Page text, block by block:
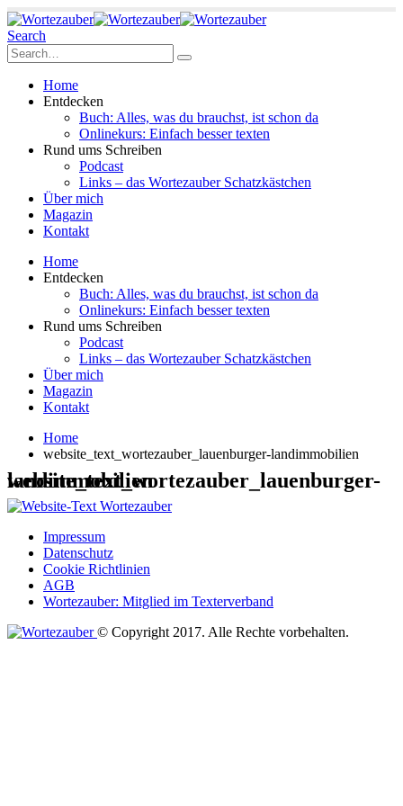
Search
Home
Entdecken
Buch: Alles, was du brauchst, ist schon da
Onlinekurs: Einfach besser texten
Rund ums Schreiben
Podcast
Links – das Wortezauber Schatzkästchen
Über mich
Magazin
Kontakt
Home
Entdecken
Buch: Alles, was du brauchst, ist schon da
Onlinekurs: Einfach besser texten
Rund ums Schreiben
Podcast
Links – das Wortezauber Schatzkästchen
Über mich
Magazin
Kontakt
Home
website_text_wortezauber_lauenburger-landimmobilien
website_text_wortezauber_lauenburger-landimmobilien
Impressum
Datenschutz
Cookie Richtlinien
AGB
Wortezauber: Mitglied im Texterverband
© Copyright 2017. Alle Rechte vorbehalten.